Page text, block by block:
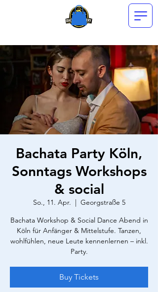
Bachata Party Köln,
Sonntags Workshops
& social
So., 11. Apr.
  |
Georgstraße 5
Bachata Workshop & Social Dance Abend in
Köln für Anfänger & Mittelstufe. Tanzen,
wohlfühlen, neue Leute kennenlernen – inkl.
Party.
Buy Tickets